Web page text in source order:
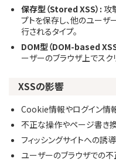
保存型（Stored XSS）: 攻
プトを保存し、他のユー
行されるタイプ。
DOM型（DOM-based XSS
ーザーのブラウザ上でスク
XSSの影響
Cookie情報やログイン情
不正な操作やページ書き
フィッシングサイトへの誘導
ユーザーのブラウザでの